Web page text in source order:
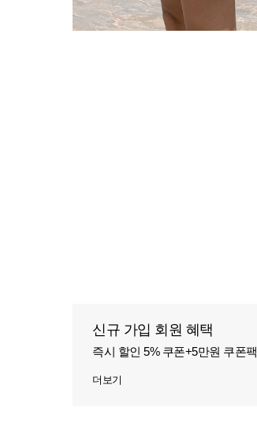
신규 가입 회원 혜택
즉시 할인 5% 쿠폰+5만원 쿠폰팩
더보기